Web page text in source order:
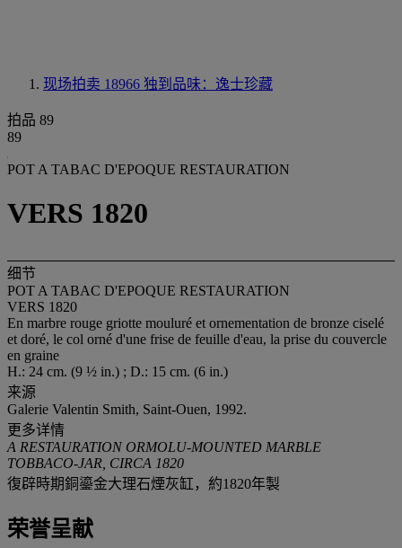
现场拍卖 18966 独到品味：逸士珍藏
拍品 89
89
POT A TABAC D'EPOQUE RESTAURATION
VERS 1820
细节
POT A TABAC D'EPOQUE RESTAURATION
VERS 1820
En marbre rouge griotte mouluré et ornementation de bronze ciselé
et doré, le col orné d'une frise de feuille d'eau, la prise du couvercle
en graine
H.: 24 cm. (9 ½ in.) ; D.: 15 cm. (6 in.)
来源
Galerie Valentin Smith, Saint-Ouen, 1992.
更多详情
A RESTAURATION ORMOLU-MOUNTED MARBLE
TOBBACO-JAR, CIRCA 1820
復辟時期銅鎏金大理石煙灰缸，約1820年製
荣誉呈献